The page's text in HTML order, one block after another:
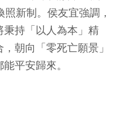
新制。侯友宜強調，
持「以人為本」精
朝向「零死亡願景」
平安歸來。